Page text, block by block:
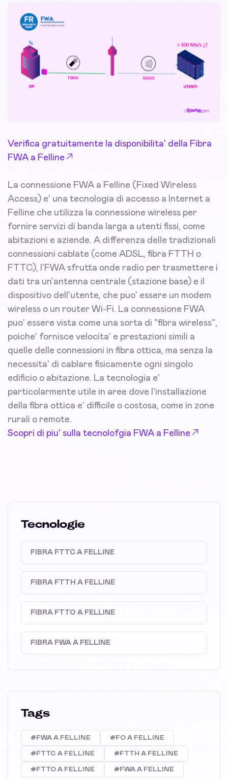
Verifica gratuitamente la disponibilita' della Fibra
FWA a Felline
La connessione FWA a Felline (Fixed Wireless
Access) e' una tecnologia di accesso a Internet a
Felline che utilizza la connessione wireless per
fornire servizi di banda larga a utenti fissi, come
abitazioni e aziende. A differenza delle tradizionali
connessioni cablate (come ADSL, fibra FTTH o
FTTC), l'FWA sfrutta onde radio per trasmettere i
dati tra un'antenna centrale (stazione base) e il
dispositivo dell'utente, che puo' essere un modem
wireless o un router Wi-Fi. La connessione FWA
puo' essere vista come una sorta di "fibra wireless",
poiche' fornisce velocita' e prestazioni simili a
quelle delle connessioni in fibra ottica, ma senza la
necessita' di cablare fisicamente ogni singolo
edificio o abitazione. La tecnologia e'
particolarmente utile in aree dove l'installazione
della fibra ottica e' difficile o costosa, come in zone
rurali o remote.
Scopri di piu' sulla tecnolofgia FWA a Felline
Tecnologie
FIBRA FTTC A FELLINE
FIBRA FTTH A FELLINE
FIBRA FTTO A FELLINE
FIBRA FWA A FELLINE
Tags
#FWA A FELLINE #FO A FELLINE
#FTTC A FELLINE #FTTH A FELLINE
#FTTO A FELLINE #FWA A FELLINE